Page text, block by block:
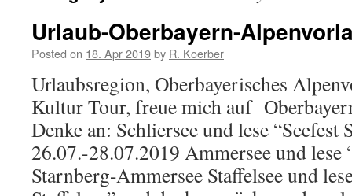
Urlaub-Oberbayern-
Posted on 18. Apr 2019by R. Koerber
Urlaubsregion, Oberbayerisches
Kultur Tour, freue mich auf
Denke an: Schliersee und lese “Seefest
26.07.-28.07.2019 Ammersee und lese
Starnberg-Ammersee Staffelsee und